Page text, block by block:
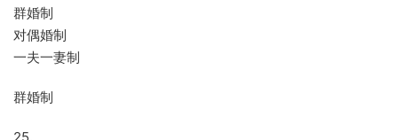
群婚制
对偶婚制
一夫一妻制
群婚制